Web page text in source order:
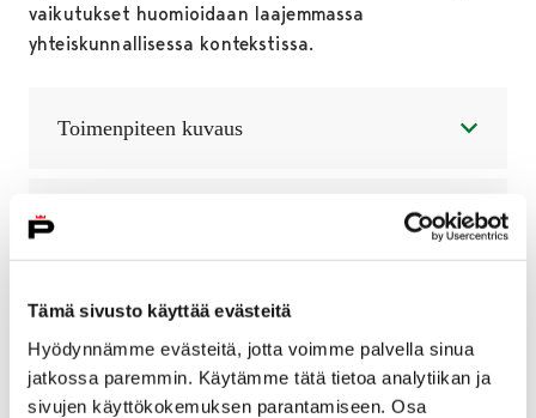
Tämä sivusto käyttää evästeitä
Hyödynnämme evästeitä, jotta voimme palvella sinua
jatkossa paremmin. Käytämme tätä tietoa analytiikan ja
sivujen käyttökokemuksen parantamiseen. Osa
vaikutukset huomioidaan laajemmassa
yhteiskunnallisessa kontekstissa.
Toimenpiteen kuvaus
Ohita upote